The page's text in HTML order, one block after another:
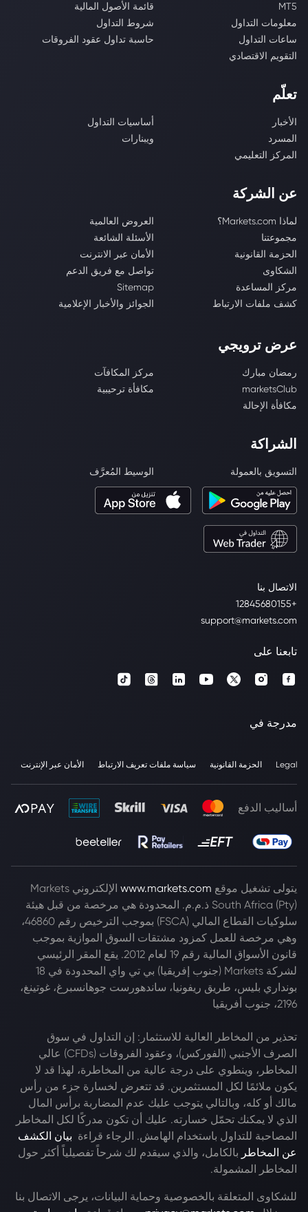
الاتصال بنا
+12845680155
support@markets.com
MT5
قائمة الأصول المالية
معلومات التداول
شروط التداول
ساعات التداول
حاسبة تداول عقود الفروقات
التقويم الاقتصادي
تعلّم
الأخبار
أساسيات التداول
المسرد
ويبنارات
المركز التعليمي
عن الشركة
لماذا Markets.com؟
العروض العالمية
مجموعتنا
الأسئلة الشائعة
الحزمة القانونية
الأمان عبر الانترنت
الشكاوى
تواصل مع فريق الدعم
مركز المساعدة
Sitemap
كشف ملفات الارتباط
الجوائز والأخبار الإعلامية
عرض ترويجي
رمضان مبارك
مركز المكافآت
marketsClub
مكافأة ترحيبية
مكافأة الإحالة
الشراكة
التسويق بالعمولة الوسيط المُعرَّف
تابعنا على
مدرجة في
Legal الحزمة القانونية سياسة ملفات تعريف الارتباط الأمان عبر الإنترنت
أساليب الدفع
يتولى تشغيل موقع www.markets.com
الإلكتروني Markets
South Africa (Pty) ذ.م.م. المحدودة هي مرخصة من قبل هيئة
سلوكيات القطاع المالي (FSCA) بموجب الترخيص رقم 46860،
وهي مرخصة للعمل كمزود مشتقات السوق الموازية بموجب
قانون الأسواق المالية رقم 19 لعام 2012. يقع المقر الرئيسي
لشركة Markets (جنوب إفريقيا) بي تي واي المحدودة في 18
بونداري بليس، طريق ريفونيا، ساندهورست جوهانسبرغ، غوتينغ،
2196، جنوب أفريقيا
تحذير من المخاطر العالية للاستثمار: إن التداول في سوق
الصرف الأجنبي (الفوركس)، وعقود الفروقات (CFDs) عالي
المخاطر، وينطوي على درجة عالية من المخاطرة، لهذا قد لا
يكون ملائمًا لكل المستثمرين. قد تتعرض لخسارة جزء من رأس
مالك أو كله، وبالتالي يتوجب عليك عدم المضاربة برأس المال
الذي لا يمكنك تحمّل خسارته. عليك أن تكون مدركًا لكل المخاطر
المصاحبة للتداول باستخدام الهامش. الرجاء قراءة بيان الكشف
عن المخاطر بالكامل، والذي سيقدم لك شرحاً تفصيلياً أكثر حول
المخاطر المشمولة.
للشكاوى المتعلقة بالخصوصية وحماية البيانات، يرجى الاتصال بنا